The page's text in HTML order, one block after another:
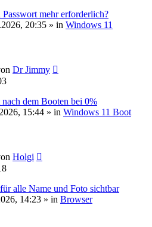
mehr erforderlich?
20:35 » in Windows 11
Dr Jimmy
dem Booten bei 0%
15:44 » in Windows 11 Boot
Holgi
alle Name und Foto sichtbar
14:23 » in Browser